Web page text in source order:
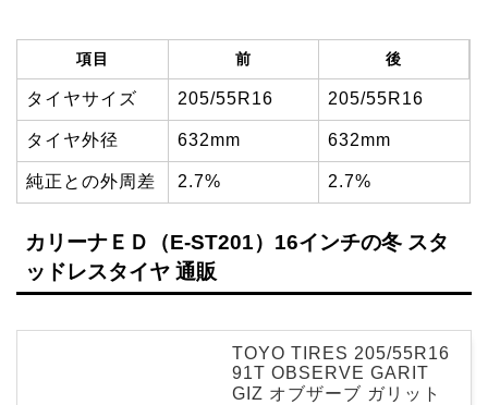
項目 前 後
タイヤサイズ 205/55R16 205/55R16
タイヤ外径 632mm 632mm
純正との外周差 2.7% 2.7%
カリーナＥＤ（E-ST201）16インチの冬 スタ
ッドレスタイヤ 通販
TOYO TIRES 205/55R16
91T OBSERVE GARIT
GIZ オブザーブ ガリット